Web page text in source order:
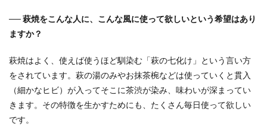
── 萩焼をこんな人に、こんな風に使って欲しいという希望はあり
ますか？
萩焼はよく、使えば使うほど馴染む「萩の七化け」という言い方
をされています。萩の湯のみやお抹茶椀などは使っていくと貫入
（細かなヒビ）が入ってそこに茶渋が染み、味わいが深まってい
きます。その特徴を生かすためにも、たくさん毎日使って欲しい
です。